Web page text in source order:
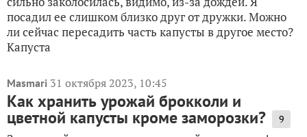
посадил ее слишком близко друг от дружки. Можно
ли сейчас пересадить часть капусты в другое место?
Капуста
Masmari 31 октября 2023, 10:45
Как хранить урожай брокколи и
цветной капусты кроме заморозки? 9